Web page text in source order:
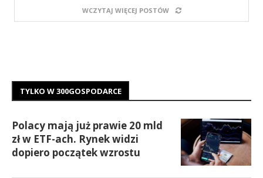
WCZYTAJ WIĘCEJ POSTÓW
TYLKO W 300GOSPODARCE
Polacy mają już prawie 20 mld
zł w ETF-ach. Rynek widzi
dopiero początek wzrostu